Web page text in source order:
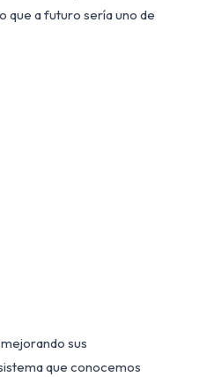
que a futuro sería uno de
sus
que conocemos